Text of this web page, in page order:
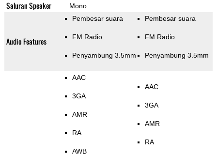
Saluran Speaker Mono
Audio Features
Pembesar suara
FM Radio
Penyambung 3.5mm
Pembesar suara
FM Radio
Penyambung 3.5mm
AAC
3GA
AMR
RA
AWB
AAC
3GA
AMR
RA